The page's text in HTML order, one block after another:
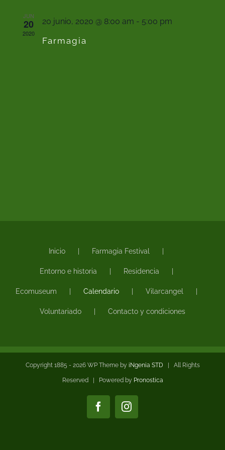
JUN
20
2020
20 junio, 2020 @ 8:00 am - 5:00 pm
Farmagia
Inicio Farmagia Festival
Entorno e historia Residencia
Ecomuseum Calendario Vilarcangel
Voluntariado Contacto y condiciones
Copyright 1885 - 2026 WP Theme by iNgenia STD | All Rights
Reserved | Powered by Pronostica
FacebookInstagram